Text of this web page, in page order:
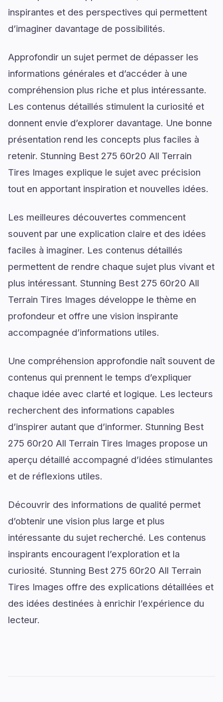
inspirantes et des perspectives qui permettent
d’imaginer davantage de possibilités.
Approfondir un sujet permet de dépasser les
informations générales et d’accéder à une
compréhension plus riche et plus intéressante.
Les contenus détaillés stimulent la curiosité et
donnent envie d’explorer davantage. Une bonne
présentation rend les concepts plus faciles à
retenir. Stunning Best 275 60r20 All Terrain
Tires Images explique le sujet avec précision
tout en apportant inspiration et nouvelles idées.
Les meilleures découvertes commencent
souvent par une explication claire et des idées
faciles à imaginer. Les contenus détaillés
permettent de rendre chaque sujet plus vivant et
plus intéressant. Stunning Best 275 60r20 All
Terrain Tires Images développe le thème en
profondeur et offre une vision inspirante
accompagnée d’informations utiles.
Une compréhension approfondie naît souvent de
contenus qui prennent le temps d’expliquer
chaque idée avec clarté et logique. Les lecteurs
recherchent des informations capables
d’inspirer autant que d’informer. Stunning Best
275 60r20 All Terrain Tires Images propose un
aperçu détaillé accompagné d’idées stimulantes
et de réflexions utiles.
Découvrir des informations de qualité permet
d’obtenir une vision plus large et plus
intéressante du sujet recherché. Les contenus
inspirants encouragent l’exploration et la
curiosité. Stunning Best 275 60r20 All Terrain
Tires Images offre des explications détaillées et
des idées destinées à enrichir l’expérience du
lecteur.